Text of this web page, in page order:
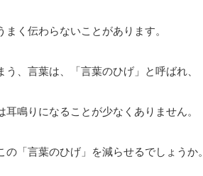
く伝わらないことがあります。
う、言葉は、「言葉のひげ」と呼ばれ、
耳鳴りになることが少なくありません。
の「言葉のひげ」を減らせるでしょうか。